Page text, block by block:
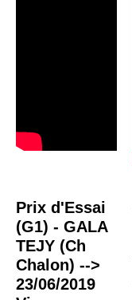
Prix d'Essai
(G1) - GALA
TEJY (Ch
Chalon) -->
23/06/2019